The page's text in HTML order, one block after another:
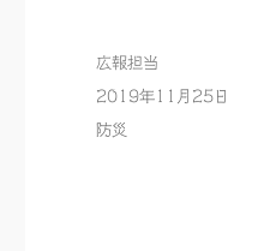
投
稿
広報担当
投
稿
2019年11月25日
カ
防災